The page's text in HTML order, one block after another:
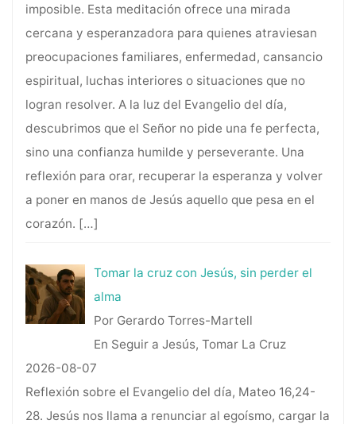
imposible. Esta meditación ofrece una mirada
cercana y esperanzadora para quienes atraviesan
preocupaciones familiares, enfermedad, cansancio
espiritual, luchas interiores o situaciones que no
logran resolver. A la luz del Evangelio del día,
descubrimos que el Señor no pide una fe perfecta,
sino una confianza humilde y perseverante. Una
reflexión para orar, recuperar la esperanza y volver
a poner en manos de Jesús aquello que pesa en el
corazón. […]
Tomar la cruz con Jesús, sin perder el
alma
Por Gerardo Torres-Martell
En Seguir a Jesús, Tomar La Cruz
2026-08-07
Reflexión sobre el Evangelio del día, Mateo 16,24-
28. Jesús nos llama a renunciar al egoísmo, cargar la